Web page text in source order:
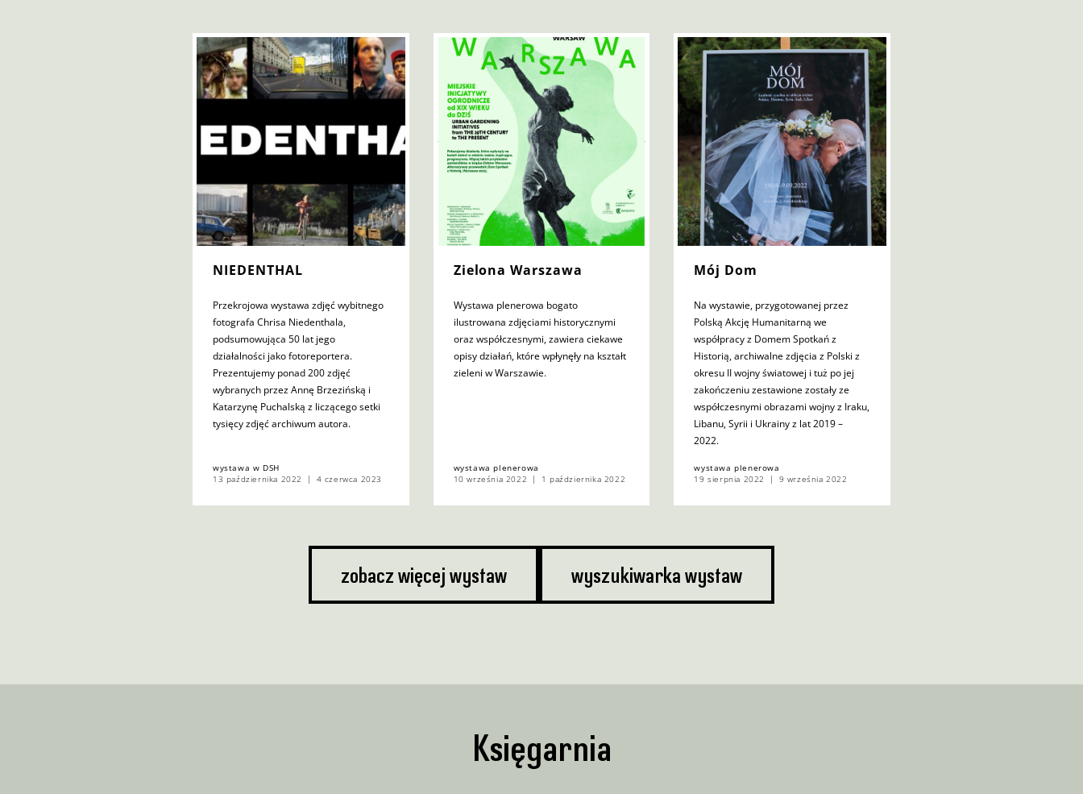
NIEDENTHAL
Przekrojowa wystawa zdjęć wybitnego
fotografa Chrisa Niedenthala,
podsumowująca 50 lat jego
działalności jako fotoreportera.
Prezentujemy ponad 200 zdjęć
wybranych przez Annę Brzezińską i
Katarzynę Puchalską z liczącego setki
tysięcy zdjęć archiwum autora.
wystawa w DSH
13 października 2022
4 czerwca 2023
Zielona Warszawa
Wystawa plenerowa bogato
ilustrowana zdjęciami historycznymi
oraz współczesnymi, zawiera ciekawe
opisy działań, które wpłynęły na kształt
zieleni w Warszawie.
wystawa plenerowa
10 września 2022
1 października 2022
Mój Dom
Na wystawie, przygotowanej przez
Polską Akcję Humanitarną we
współpracy z Domem Spotkań z
Historią, archiwalne zdjęcia z Polski z
okresu II wojny światowej i tuż po jej
zakończeniu zestawione zostały ze
współczesnymi obrazami wojny z Iraku,
Libanu, Syrii i Ukrainy z lat 2019 –
2022.
wystawa plenerowa
19 sierpnia 2022
9 września 2022
zobacz więcej wystaw wyszukiwarka wystaw
Księgarnia